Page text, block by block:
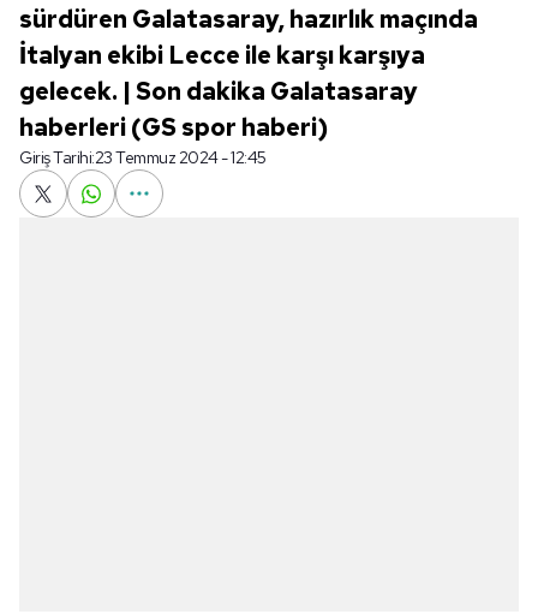
sürdüren Galatasaray, hazırlık maçında
İtalyan ekibi Lecce ile karşı karşıya
gelecek. | Son dakika Galatasaray
haberleri (GS spor haberi)
Giriş Tarihi:23 Temmuz 2024 - 12:45